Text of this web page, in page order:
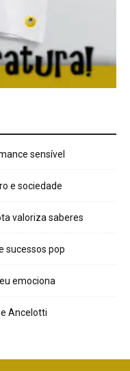
sensível
e sociedade
valoriza saberes
sucessos pop
emociona
Ancelotti